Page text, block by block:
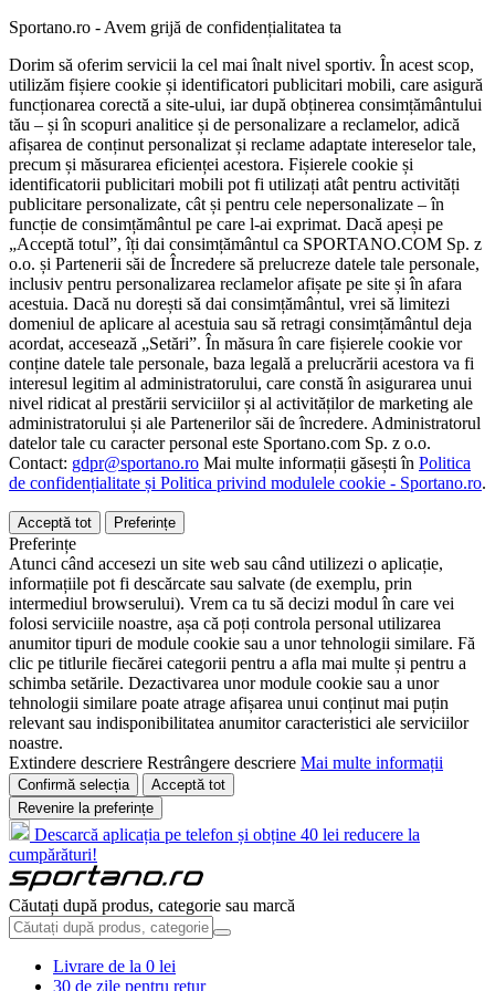
Sportano.ro - Avem grijă de confidențialitatea ta
Dorim să oferim servicii la cel mai înalt nivel sportiv. În acest scop,
utilizăm fișiere cookie și identificatori publicitari mobili, care asigură
funcționarea corectă a site-ului, iar după obținerea consimțământului
tău – și în scopuri analitice și de personalizare a reclamelor, adică
afișarea de conținut personalizat și reclame adaptate intereselor tale,
precum și măsurarea eficienței acestora. Fișierele cookie și
identificatorii publicitari mobili pot fi utilizați atât pentru activități
publicitare personalizate, cât și pentru cele nepersonalizate – în
funcție de consimțământul pe care l-ai exprimat. Dacă apeși pe
„Acceptă totul”, îți dai consimțământul ca SPORTANO.COM Sp. z
o.o. și Partenerii săi de Încredere să prelucreze datele tale personale,
inclusiv pentru personalizarea reclamelor afișate pe site și în afara
acestuia. Dacă nu dorești să dai consimțământul, vrei să limitezi
domeniul de aplicare al acestuia sau să retragi consimțământul deja
acordat, accesează „Setări”. În măsura în care fișierele cookie vor
conține datele tale personale, baza legală a prelucrării acestora va fi
interesul legitim al administratorului, care constă în asigurarea unui
nivel ridicat al prestării serviciilor și al activităților de marketing ale
administratorului și ale Partenerilor săi de încredere. Administratorul
datelor tale cu caracter personal este Sportano.com Sp. z o.o.
Contact: gdpr@sportano.ro Mai multe informații găsești în Politica
de confidențialitate și Politica privind modulele cookie - Sportano.ro.
Acceptă tot Preferințe
Preferințe
Atunci când accesezi un site web sau când utilizezi o aplicație,
informațiile pot fi descărcate sau salvate (de exemplu, prin
intermediul browserului). Vrem ca tu să decizi modul în care vei
folosi serviciile noastre, așa că poți controla personal utilizarea
anumitor tipuri de module cookie sau a unor tehnologii similare. Fă
clic pe titlurile fiecărei categorii pentru a afla mai multe și pentru a
schimba setările. Dezactivarea unor module cookie sau a unor
tehnologii similare poate atrage afișarea unui conținut mai puțin
relevant sau indisponibilitatea anumitor caracteristici ale serviciilor
noastre.
Extindere descriere Restrângere descriere Mai multe informații
Confirmă selecția
Acceptă tot
Revenire la preferințe
Descarcă aplicația pe telefon și obține 40 lei reducere la
cumpărături!
Căutați după produs, categorie sau marcă
Livrare de la 0 lei
30 de zile pentru retur